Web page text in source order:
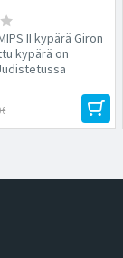
II kypärä Giron
kypärä on
€